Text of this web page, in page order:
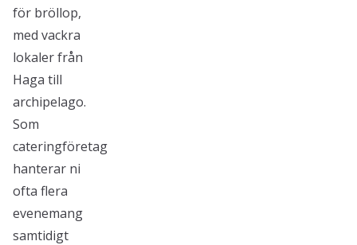
för bröllop,
med vackra
lokaler från
Haga till
archipelago.
Som
cateringföretag
hanterar ni
ofta flera
evenemang
samtidigt